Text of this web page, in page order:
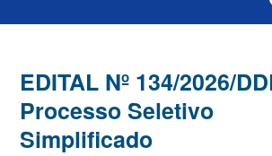
EDITAL Nº 134/2026/
Processo Seletivo
Simplificado